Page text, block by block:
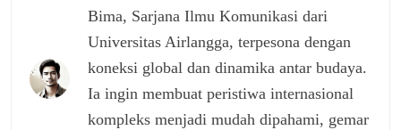
Bima, Sarjana Ilmu Komunikasi dari
Universitas Airlangga, terpesona dengan
koneksi global dan dinamika antar budaya.
Ia ingin membuat peristiwa internasional
kompleks menjadi mudah dipahami, gemar